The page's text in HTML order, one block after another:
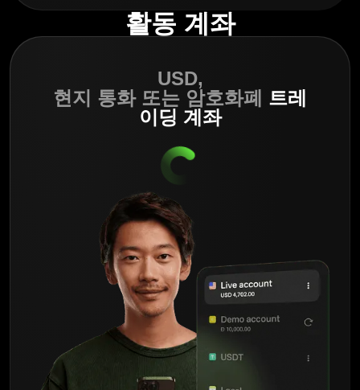
활동 계좌
USD,
현지 통화 또는 암호화폐 트레
이딩 계좌